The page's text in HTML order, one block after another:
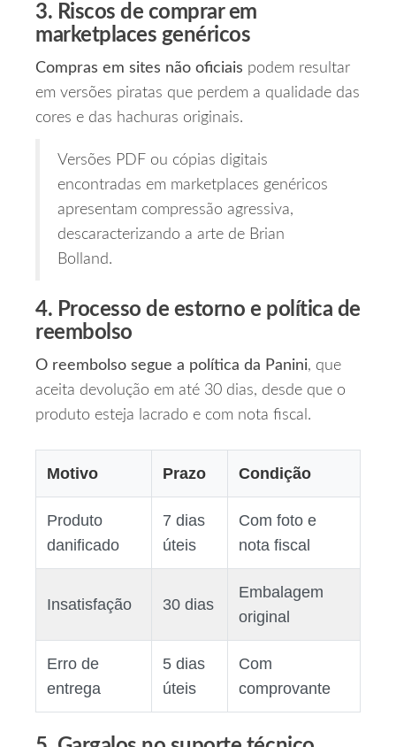
3. Riscos de comprar em
marketplaces genéricos
Compras em sites não oficiais podem resultar
em versões piratas que perdem a qualidade das
cores e das hachuras originais.
Versões PDF ou cópias digitais
encontradas em marketplaces genéricos
apresentam compressão agressiva,
descaracterizando a arte de Brian
Bolland.
4. Processo de estorno e política de
reembolso
O reembolso segue a política da Panini, que
aceita devolução em até 30 dias, desde que o
produto esteja lacrado e com nota fiscal.
Motivo Prazo Condição
Produto
danificado
7 dias
úteis
Com foto e
nota fiscal
Insatisfação 30 dias
Embalagem
original
Erro de
entrega
5 dias
úteis
Com
comprovante